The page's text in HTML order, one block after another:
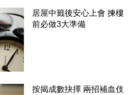
居屋中籤後安心上會 揀樓
前必做3大準備
按揭成數抉擇 兩招補血伎